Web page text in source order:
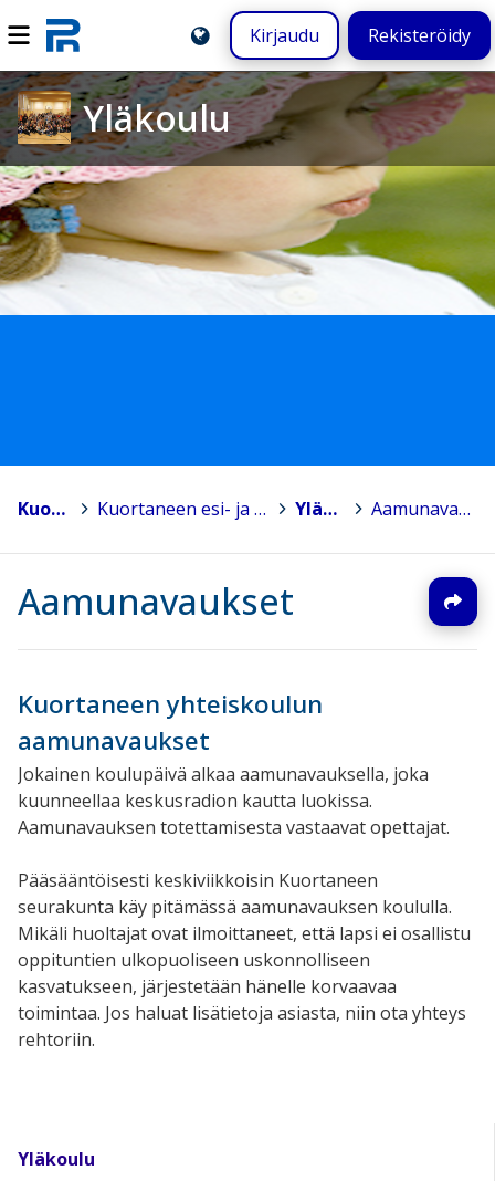
Kirjaudu Rekisteröidy
Yläkoulu
Kuortane Kuortaneen esi- ja perusopetus > Yläkoulu > Aamunavaukset
Aamunavaukset
Kuortaneen yhteiskoulun
aamunavaukset
Jokainen koulupäivä alkaa aamunavauksella, joka
kuunneellaa keskusradion kautta luokissa.
Aamunavauksen totettamisesta vastaavat opettajat.
Pääsääntöisesti keskiviikkoisin Kuortaneen
seurakunta käy pitämässä aamunavauksen koululla.
Mikäli huoltajat ovat ilmoittaneet, että lapsi ei osallistu
oppituntien ulkopuoliseen uskonnolliseen
kasvatukseen, järjestetään hänelle korvaavaa
toimintaa. Jos haluat lisätietoja asiasta, niin ota yhteys
rehtoriin.
Yläkoulu